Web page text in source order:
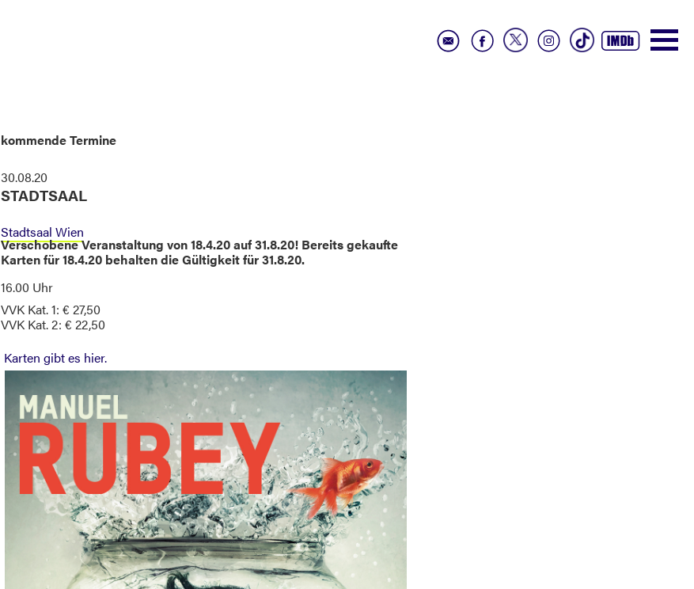
kommende Termine
30.08.20
STADTSAAL
Stadtsaal Wien
Verschobene Veranstaltung von 18.4.20 auf 31.8.20! Bereits gekaufte
Karten für 18.4.20 behalten die Gültigkeit für 31.8.20.
16.00 Uhr
VVK Kat. 1: € 27,50
VVK Kat. 2: € 22,50
Karten gibt es hier.